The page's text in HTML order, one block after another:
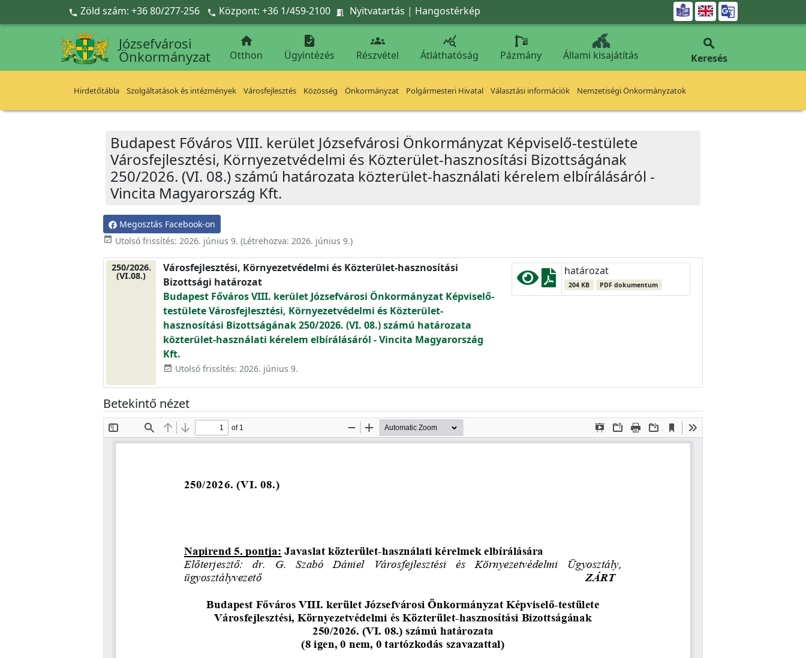
Ugrás a fő tartalomra
 Zöld szám: +36 80/277-256  Központ: +36 1/459-2100  Nyitvatartás | Hangostérkép 
Józsefvárosi
Önkormányzat

Otthon

Ügyintézés

Részvétel

Átláthatóság Pázmány Állami kisajátítás

Keresés
Hirdetőtábla Szolgáltatások és intézmények Városfejlesztés Közösség Önkormányzat Polgármesteri Hivatal Választási információk Nemzetiségi Önkormányzatok
Budapest Főváros VIII. kerület Józsefvárosi Önkormányzat Képviselő-testülete
Városfejlesztési, Környezetvédelmi és Közterület-hasznosítási Bizottságának
250/2026. (VI. 08.) számú határozata közterület-használati kérelem elbírálásáról -
Vincita Magyarország Kft.
Megosztás Facebook-on
event_available Utolsó frissítés: 2026. június 9. (Létrehozva: 2026. június 9.)
250/2026.
(VI.08.)
Városfejlesztési, Környezetvédelmi és Közterület-hasznosítási
Bizottsági határozat
Budapest Főváros VIII. kerület Józsefvárosi Önkormányzat Képviselő-
testülete Városfejlesztési, Környezetvédelmi és Közterület-
hasznosítási Bizottságának 250/2026. (VI. 08.) számú határozata
közterület-használati kérelem elbírálásáról - Vincita Magyarország
Kft.
event_available Utolsó frissítés: 2026. június 9.
határozat
204 KB PDF dokumentum
Betekintő nézet